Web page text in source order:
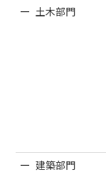
土木部門
建築部門